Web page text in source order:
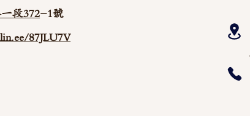
段372-1號
87JLU7V